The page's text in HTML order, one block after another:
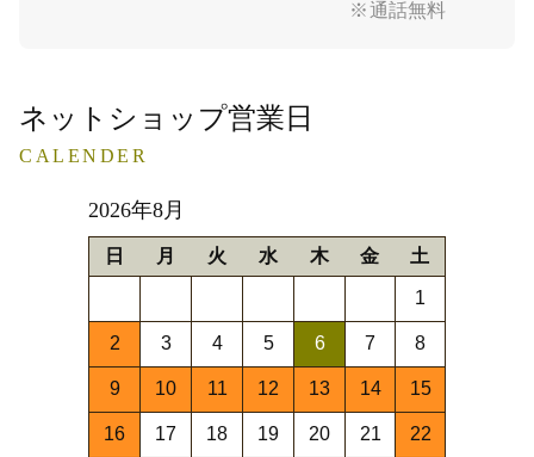
※通話無料
ネットショップ営業日
CALENDER
2026年8月
日 月 火 水 木 金 土
1
2 3 4 5 6 7 8
9 10 11 12 13 14 15
16 17 18 19 20 21 22